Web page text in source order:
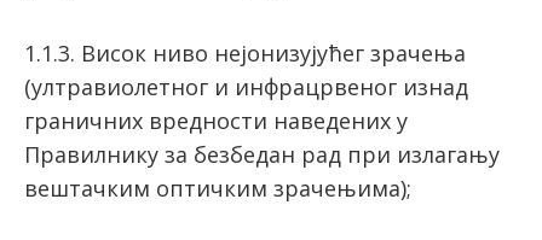
1.1.3. Висок ниво нејонизујућег зрачења
(ултравиолетног и инфрацрвеног изнад
граничних вредности наведених у
Правилнику за безбедан рад при излагању
вештачким оптичким зрачењима);